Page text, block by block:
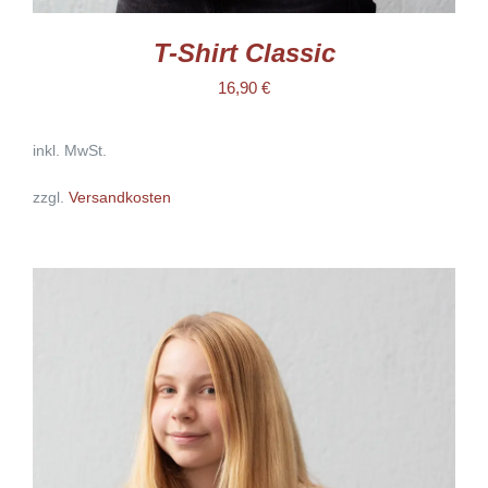
T-Shirt Classic
16,90 €
inkl. MwSt.
zzgl. Versandkosten